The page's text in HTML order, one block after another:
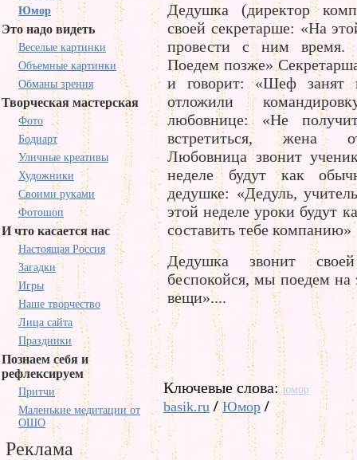
Юмор
Это надо видеть
Веселые картинки
Объемные картинки
Обманы зрения
Творческая мастерская
Фото
Бодиарт
Уличные креативы
Художники
Своими руками
Фотошоп
И что касается нас
Настоящая Россия
Загадки
Игры
Наше творчество
Лица сайта
Праздники
Познаем себя и
рефлексируем
Притчи
Маленькие медитации от
ОШО
Реклама
Дедушка (директор
своей секретарше: «На
провести с ним время.
Поедем позже»
и говорит: «Шеф занят
отложили
любовнице: «Не
встретиться, жена
Любовница звонит
неделе будут как
дедушке: «Дедуль,
этой неделе уроки будут
составить тебе компанию»
Дедушка звонит
беспокойся, мы поедем на
вещи»....
Ключевые слова: юмор
basik.ru /Юмор /